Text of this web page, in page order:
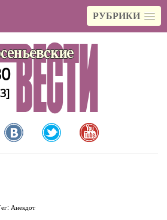
РУБРИКИ
Анекдот